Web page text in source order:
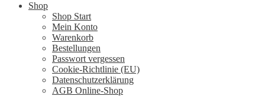
Shop
Shop Start
Mein Konto
Warenkorb
Bestellungen
Passwort vergessen
Cookie-Richtlinie (EU)
Datenschutzerklärung
AGB Online-Shop